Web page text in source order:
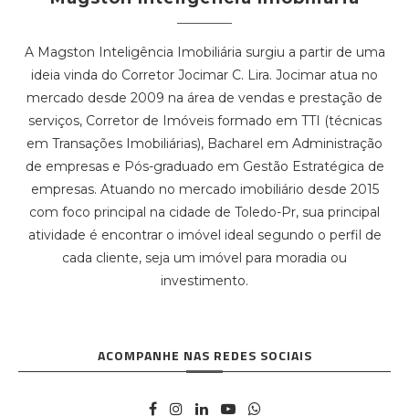
A Magston Inteligência Imobiliária surgiu a partir de uma
ideia vinda do Corretor Jocimar C. Lira. Jocimar atua no
mercado desde 2009 na área de vendas e prestação de
serviços, Corretor de Imóveis formado em TTI (técnicas
em Transações Imobiliárias), Bacharel em Administração
de empresas e Pós-graduado em Gestão Estratégica de
empresas. Atuando no mercado imobiliário desde 2015
com foco principal na cidade de Toledo-Pr, sua principal
atividade é encontrar o imóvel ideal segundo o perfil de
cada cliente, seja um imóvel para moradia ou
investimento.
ACOMPANHE NAS REDES SOCIAIS